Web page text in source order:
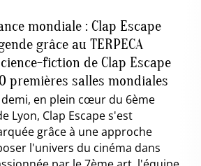
mondiale : Clap Escape
grâce au TERPECA
fiction de Clap Escape
premières salles mondiales
demi, en plein cœur du 6ème
Lyon, Clap Escape s'est
grâce à une approche
l'univers du cinéma dans